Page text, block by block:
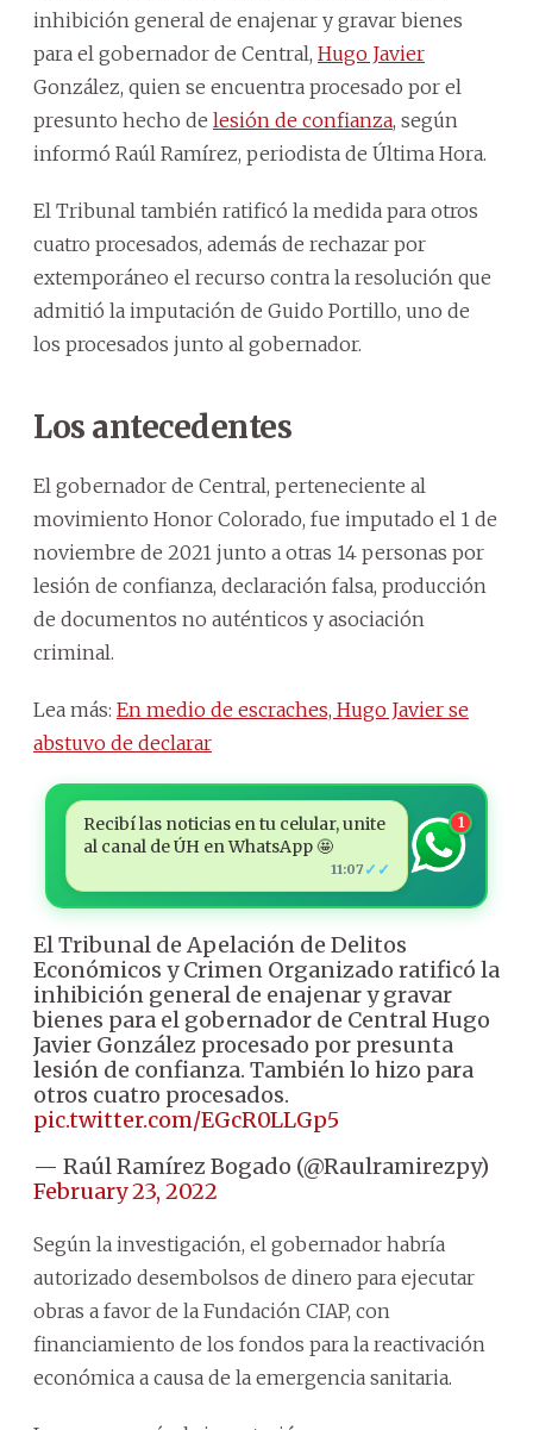
inhibición general de enajenar y gravar bienes
para el gobernador de Central, Hugo Javier
González, quien se encuentra procesado por el
presunto hecho de lesión de confianza, según
informó Raúl Ramírez, periodista de Última Hora.
El Tribunal también ratificó la medida para otros
cuatro procesados, además de rechazar por
extemporáneo el recurso contra la resolución que
admitió la imputación de Guido Portillo, uno de
los procesados junto al gobernador.
Los antecedentes
El gobernador de Central, perteneciente al
movimiento Honor Colorado, fue imputado el 1 de
noviembre de 2021 junto a otras 14 personas por
lesión de confianza, declaración falsa, producción
de documentos no auténticos y asociación
criminal.
Lea más: En medio de escraches, Hugo Javier se
abstuvo de declarar
Recibí las noticias en tu celular, unite
al canal de ÚH en WhatsApp 🤩
11:07 ✓✓
1
El Tribunal de Apelación de Delitos
Económicos y Crimen Organizado ratificó la
inhibición general de enajenar y gravar
bienes para el gobernador de Central Hugo
Javier González procesado por presunta
lesión de confianza. También lo hizo para
otros cuatro procesados.
pic.twitter.com/EGcR0LLGp5
— Raúl Ramírez Bogado (@Raulramirezpy)
February 23, 2022
Según la investigación, el gobernador habría
autorizado desembolsos de dinero para ejecutar
obras a favor de la Fundación CIAP, con
financiamiento de los fondos para la reactivación
económica a causa de la emergencia sanitaria.